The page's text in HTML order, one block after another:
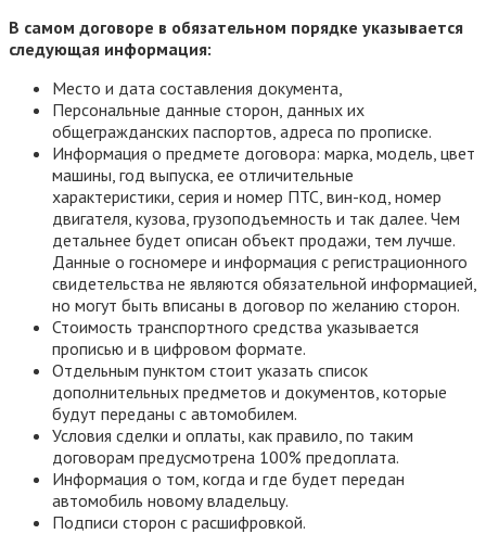
В самом договоре в обязательном порядке указывается
следующая информация:
Место и дата составления документа,
Персональные данные сторон, данных их
общегражданских паспортов, адреса по прописке.
Информация о предмете договора: марка, модель, цвет
машины, год выпуска, ее отличительные
характеристики, серия и номер ПТС, вин-код, номер
двигателя, кузова, грузоподъемность и так далее. Чем
детальнее будет описан объект продажи, тем лучше.
Данные о госномере и информация с регистрационного
свидетельства не являются обязательной информацией,
но могут быть вписаны в договор по желанию сторон.
Стоимость транспортного средства указывается
прописью и в цифровом формате.
Отдельным пунктом стоит указать список
дополнительных предметов и документов, которые
будут переданы с автомобилем.
Условия сделки и оплаты, как правило, по таким
договорам предусмотрена 100% предоплата.
Информация о том, когда и где будет передан
автомобиль новому владельцу.
Подписи сторон с расшифровкой.